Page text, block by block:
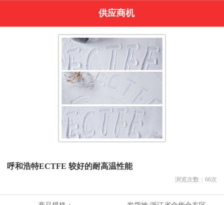
供应商机
呼和浩特ECTFE 较好的耐高温性能
浏览次数： 66次